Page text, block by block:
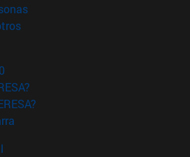
(abre en nueva ventana)
(abre en nueva ventana)